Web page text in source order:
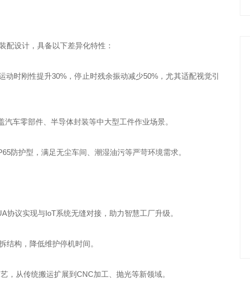
配设计，具备以下差异化特性：
时刚性提升30%，停止时残余振动减少50%，尤其适配视觉引
车零部件、半导体封装等中大型工件作业场景。
防护型，满足无尘车间、潮湿油污等严苛环境需求。
议实现与IoT系统无缝对接，助力智慧工厂升级。
构，降低维护停机时间。
，从传统搬运扩展到CNC加工、抛光等新领域。